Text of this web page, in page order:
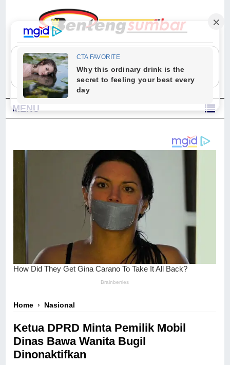
"Sesungguhnya Allah dan para malaikat-Nya berselawat untuk Nabi.
Wahai orang-orang yang beriman, berselawatlah kamu untuk Nabi dan
ucapkanlah salam dengan penuh penghormatan kepadanya." (Qs. Al
Ahzab Ayat 56)
MENU
Home › Nasional
Ketua DPRD Minta Pemilik Mobil
Dinas Bawa Wanita Bugil
Dinonaktifkan